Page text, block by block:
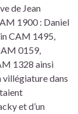
de Jean
1900 : Daniel
CAM 1495,
0159,
1328 ainsi
villégiature dans
et d’un